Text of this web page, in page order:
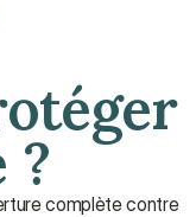
?
complète contre